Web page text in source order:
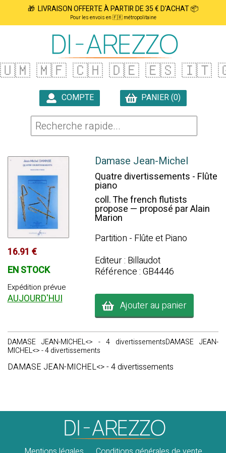
🎁 LIVRAISON OFFERTE À PARTIR DE 35 € D'ACHAT 📦
Pour les envois en 🇫🇷 métropolitaine
🇺🇲 🇲🇫 🇨🇭 🇩🇪 🇪🇸 🇮🇹
COMPTE
PANIER (0)
16.91 €
EN STOCK
Expédition prévue
AUJOURD'HUI
Damase Jean-Michel
Quatre divertissements - Flûte
piano
coll. The french flutists
propose — proposé par Alain
Marion
Partition - Flûte et Piano
Editeur : Billaudot
Référence : GB4446
Ajouter au panier
DAMASE JEAN-MICHEL<> - 4 divertissementsDAMASE JEAN-
MICHEL<> - 4 divertissements
DAMASE JEAN-MICHEL<> - 4 divertissements